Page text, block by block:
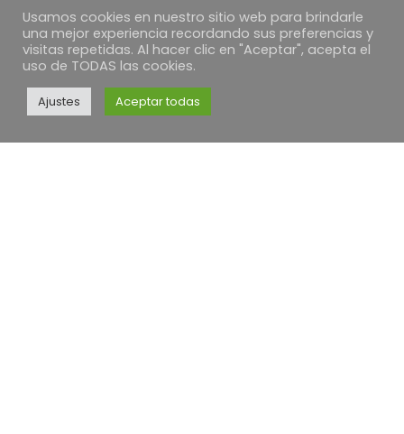
Toledo – ESPAÑA
Usamos cookies en nuestro sitio web para brindarle
una mejor experiencia recordando sus preferencias y
visitas repetidas. Al hacer clic en "Aceptar", acepta el
uso de TODAS las cookies.
Ajustes Aceptar todas